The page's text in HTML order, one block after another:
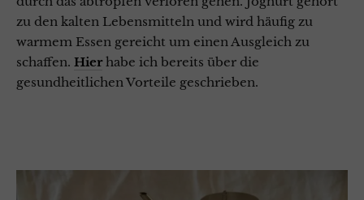
zu den kalten Lebensmitteln und wird häufig zu
warmem Essen gereicht um einen Ausgleich zu
schaffen. Hierhabe ich bereits über die
gesundheitlichen Vorteile geschrieben.